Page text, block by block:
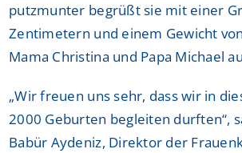
putzmunter begrüßt sie mit einer
Zentimetern und einem Gewicht
Mama Christina und Papa Michael
„Wir freuen uns sehr, dass wir in
2000 Geburten begleiten durften“,
Babür Aydeniz, Direktor der